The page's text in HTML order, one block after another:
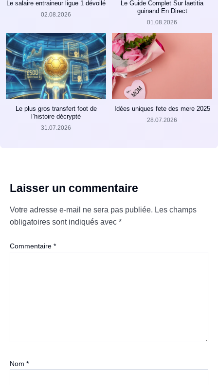
Le salaire entraineur ligue 1 dévoilé
02.08.2026
Le Guide Complet Sur laetitia
guinand En Direct
01.08.2026
Le plus gros transfert foot de
l’histoire décrypté
31.07.2026
Idées uniques fete des mere 2025
28.07.2026
Laisser un commentaire
Votre adresse e-mail ne sera pas publiée. Les champs
obligatoires sont indiqués avec *
Commentaire *
Nom *